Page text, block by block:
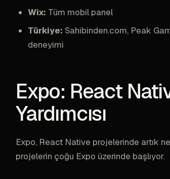
Wix: Tüm mobil panel
Türkiye: Sahibinden.com, Peak
deneyimi
Expo: React
Yardımcısı
Expo, React Native projelerinde artık
projelerin çoğu Expo üzerinde başlıyor.